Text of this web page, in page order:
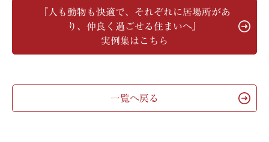
『人も動物も快適で、それぞれに居場所があ
り、仲良く過ごせる住まいへ』
実例集はこちら
一覧へ戻る